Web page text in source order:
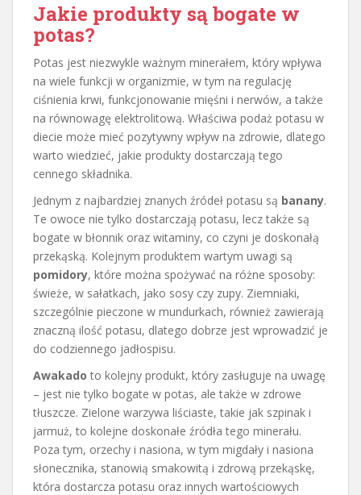
Jakie produkty są bogate w
potas?
Potas jest niezwykle ważnym minerałem, który wpływa
na wiele funkcji w organizmie, w tym na regulację
ciśnienia krwi, funkcjonowanie mięśni i nerwów, a także
na równowagę elektrolitową. Właściwa podaż potasu w
diecie może mieć pozytywny wpływ na zdrowie, dlatego
warto wiedzieć, jakie produkty dostarczają tego
cennego składnika.
Jednym z najbardziej znanych źródeł potasu są banany.
Te owoce nie tylko dostarczają potasu, lecz także są
bogate w błonnik oraz witaminy, co czyni je doskonałą
przekąską. Kolejnym produktem wartym uwagi są
pomidory, które można spożywać na różne sposoby:
świeże, w sałatkach, jako sosy czy zupy. Ziemniaki,
szczególnie pieczone w mundurkach, również zawierają
znaczną ilość potasu, dlatego dobrze jest wprowadzić je
do codziennego jadłospisu.
Awakado to kolejny produkt, który zasługuje na uwagę
– jest nie tylko bogate w potas, ale także w zdrowe
tłuszcze. Zielone warzywa liściaste, takie jak szpinak i
jarmuż, to kolejne doskonałe źródła tego minerału.
Poza tym, orzechy i nasiona, w tym migdały i nasiona
słonecznika, stanowią smakowitą i zdrową przekąskę,
która dostarcza potasu oraz innych wartościowych